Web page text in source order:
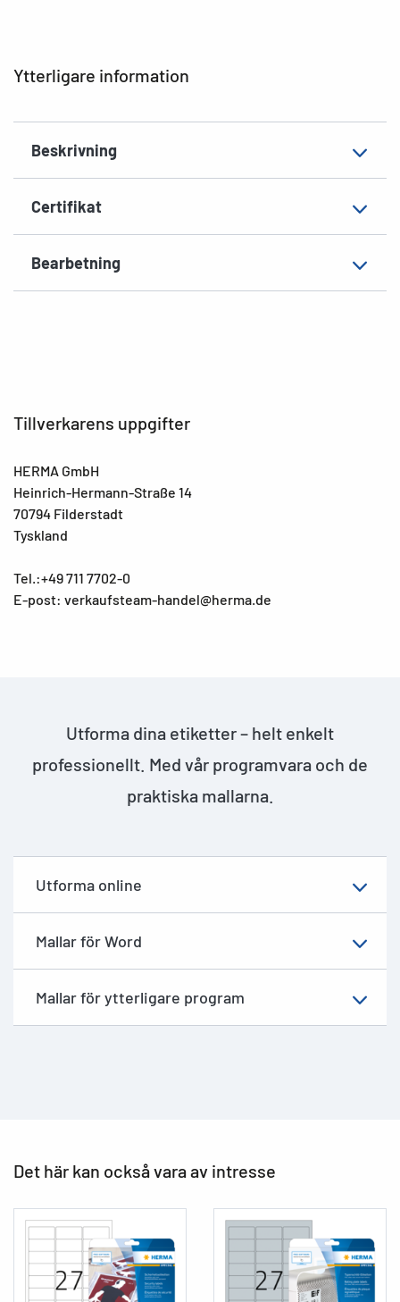
Ytterligare information
Beskrivning
Certifikat
Bearbetning
Tillverkarens uppgifter
HERMA GmbH
Heinrich-Hermann-Straße 14
70794 Filderstadt
Tyskland
Tel.:+49 711 7702-0
E-post: verkaufsteam-handel@herma.de
Utforma dina etiketter – helt enkelt
professionellt. Med vår programvara och de
praktiska mallarna.
Utforma online
Mallar för Word
Mallar för ytterligare program
Det här kan också vara av intresse